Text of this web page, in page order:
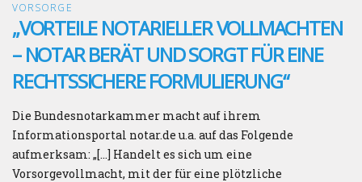
VORSORGE
„VORTEILE NOTARIELLER VOLLMACHTEN
– NOTAR BERÄT UND SORGT FÜR EINE
RECHTSSICHERE FORMULIERUNG“
Die Bundesnotarkammer macht auf ihrem
Informationsportal notar.de u.a. auf das Folgende
aufmerksam: „[…] Handelt es sich um eine
Vorsorgevollmacht, mit der für eine plötzliche